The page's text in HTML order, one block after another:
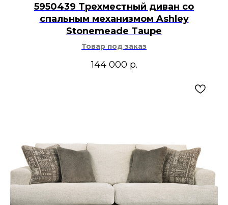
5950439 Трехместный диван со
спальным механизмом Ashley
Stonemeade Taupe
Товар под заказ
144 000 р.